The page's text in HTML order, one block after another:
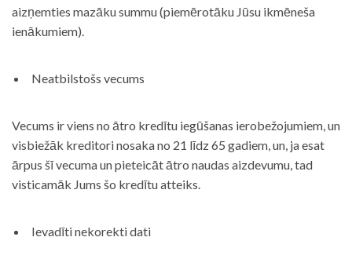
aizņemties mazāku summu (piemērotāku Jūsu ikmēneša
ienākumiem).
Neatbilstošs vecums
Vecums ir viens no ātro kredītu iegūšanas ierobežojumiem, un
visbiežāk kreditori nosaka no 21 līdz 65 gadiem, un, ja esat
ārpus šī vecuma un pieteicāt ātro naudas aizdevumu, tad
visticamāk Jums šo kredītu atteiks.
Ievadīti nekorekti dati